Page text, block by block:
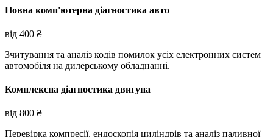
Повна комп'ютерна діагностика авто
від 400 ₴
Зчитування та аналіз кодів помилок усіх електронних систем
автомобіля на дилерському обладнанні.
Комплексна діагностика двигуна
від 800 ₴
Перевірка компресії, ендоскопія циліндрів та аналіз паливної